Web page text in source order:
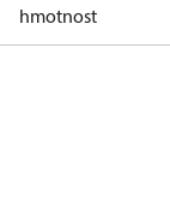
hmotnost